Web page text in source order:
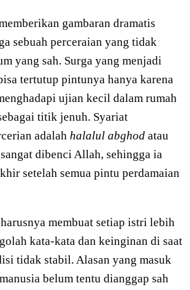
gambaran dramatis
sebuah perceraian yang tidak
yang sah. Surga yang menjadi
tertutup pintunya hanya karena
ujian kecil dalam rumah
titik jenuh. Syariat
adalah halalul abghod atau
dibenci Allah, sehingga ia
setelah semua pintu perdamaian
membuat setiap istri lebih
kata-kata dan keinginan di saat
tidak stabil. Alasan yang masuk
belum tentu dianggap sah